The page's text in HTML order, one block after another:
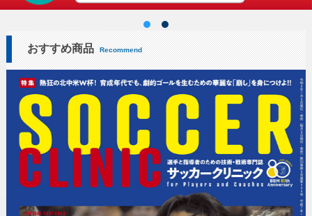
おすすめ商品 Recommend